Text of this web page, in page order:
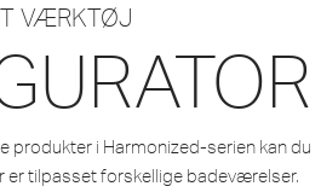
VÆRKTØJ
produkter i Harmonized-serien kan du
er tilpasset forskellige badeværelser.